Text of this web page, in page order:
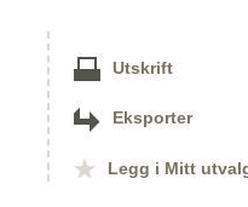
Utskrift
Eksporter
Legg i Mitt